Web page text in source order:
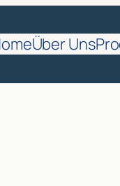
Über Uns